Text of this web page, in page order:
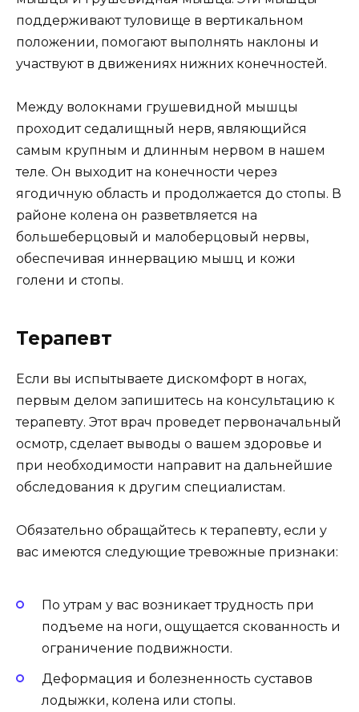
поддерживают туловище в вертикальном
положении, помогают выполнять наклоны и
участвуют в движениях нижних конечностей.
Между волокнами грушевидной мышцы
проходит седалищный нерв, являющийся
самым крупным и длинным нервом в нашем
теле. Он выходит на конечности через
ягодичную область и продолжается до стопы. В
районе колена он разветвляется на
большеберцовый и малоберцовый нервы,
обеспечивая иннервацию мышц и кожи
голени и стопы.
Терапевт
Если вы испытываете дискомфорт в ногах,
первым делом запишитесь на консультацию к
терапевту. Этот врач проведет первоначальный
осмотр, сделает выводы о вашем здоровье и
при необходимости направит на дальнейшие
обследования к другим специалистам.
Обязательно обращайтесь к терапевту, если у
вас имеются следующие тревожные признаки:
По утрам у вас возникает трудность при
подъеме на ноги, ощущается скованность и
ограничение подвижности.
Деформация и болезненность суставов
лодыжки, колена или стопы.